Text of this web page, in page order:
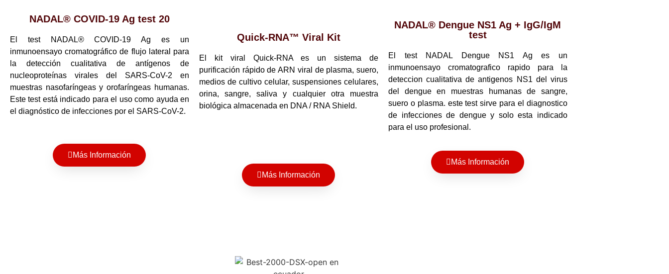
NADAL® COVID-19 Ag test 20
El test NADAL® COVID-19 Ag es un
inmunoensayo cromatográfico de flujo lateral para
la detección cualitativa de antígenos de
nucleoproteínas virales del SARS-CoV-2 en
muestras nasofaríngeas y orofaríngeas humanas.
Este test está indicado para el uso como ayuda en
el diagnóstico de infecciones por el SARS-CoV-2.
Más Información
Quick-RNA™ Viral Kit
El kit viral Quick-RNA es un sistema de
purificación rápido de ARN viral de plasma, suero,
medios de cultivo celular, suspensiones celulares,
orina, sangre, saliva y cualquier otra muestra
biológica almacenada en DNA / RNA Shield.
Más Información
NADAL® Dengue NS1 Ag + IgG/IgM
test
El test NADAL Dengue NS1 Ag es un
inmunoensayo cromatografico rapido para la
deteccion cualitativa de antigenos NS1 del virus
del dengue en muestras humanas de sangre,
suero o plasma. este test sirve para el diagnostico
de infecciones de dengue y solo esta indicado
para el uso profesional.
Más Información